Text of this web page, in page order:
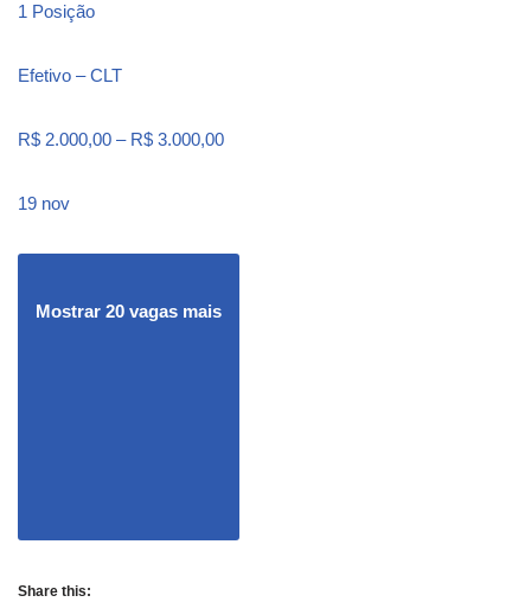
1 Posição
Efetivo – CLT
R$ 2.000,00 – R$ 3.000,00
19 nov
Mostrar 20 vagas mais
Share this: